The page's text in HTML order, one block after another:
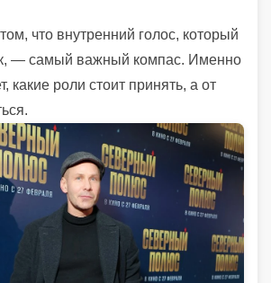
что внутренний голос, который
— самый важный компас. Именно
какие роли стоит принять, а от